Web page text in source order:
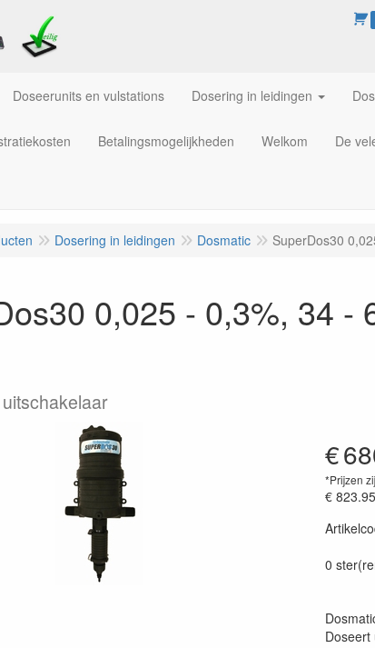
Doseerunits en vulstations Dosering in leidingen
Betalingsmogelijkheden Welkom De
Dosering in leidingen Dosmatic SuperDos30
0,025 - 0,3%, 34 -
€
*Prijzen
€ 823.95
0